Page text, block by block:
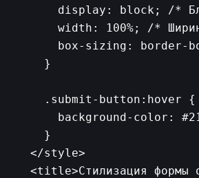
display: block; /*
width: 100%; /*
box-sizing: border-
    }
    .submit-button:hover {
background-color:
    }
  </style>
<title>Стилизация формы